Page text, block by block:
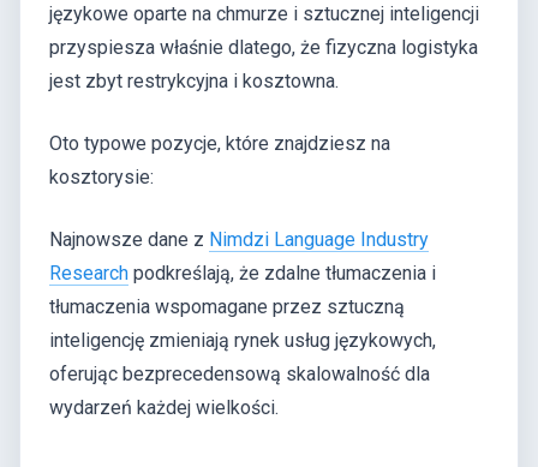
językowe oparte na chmurze i sztucznej inteligencji
przyspiesza właśnie dlatego, że fizyczna logistyka
jest zbyt restrykcyjna i kosztowna.
Oto typowe pozycje, które znajdziesz na
kosztorysie:
Najnowsze dane z Nimdzi Language Industry
Research podkreślają, że zdalne tłumaczenia i
tłumaczenia wspomagane przez sztuczną
inteligencję zmieniają rynek usług językowych,
oferując bezprecedensową skalowalność dla
wydarzeń każdej wielkości.